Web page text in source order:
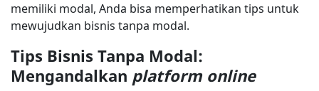
memiliki modal, Anda bisa memperhatikan tips untuk
mewujudkan bisnis tanpa modal.
Tips Bisnis Tanpa Modal:
Mengandalkan platform online